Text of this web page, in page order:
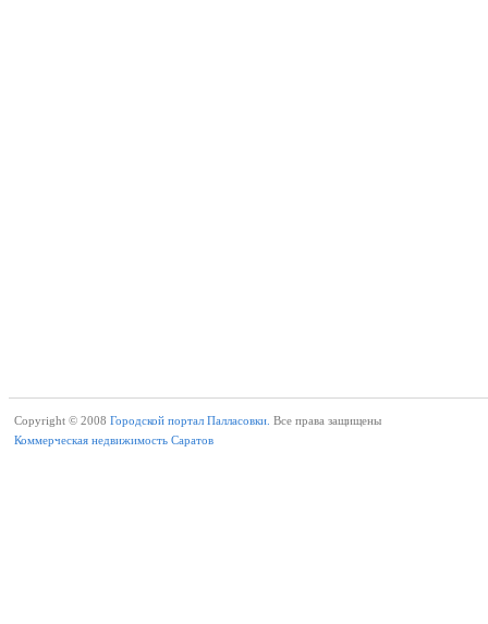
Copyright © 2008 Городской портал Палласовки. Все права защищены
Коммерческая недвижимость Саратов